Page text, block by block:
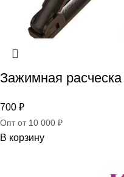
Зажимная
700 ₽
Опт от 10 000 ₽
В корзину